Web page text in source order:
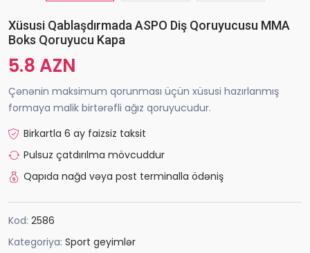
Xüsusi Qablaşdırmada ASPO Diş Qoruyucusu MMA
Boks Qoruyucu Kapa
5.8 AZN
Çənənin maksimum qorunması üçün xüsusi hazırlanmış
formaya malik birtərəfli ağız qoruyucudur.
Birkartla 6 ay faizsiz taksit
Pulsuz çatdırılma mövcuddur
Qapıda nağd vəya post terminalla ödəniş
Kod: 2586
Kategoriya: Sport geyimlər